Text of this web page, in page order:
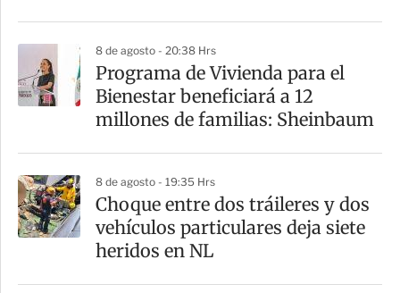
8 de agosto - 20:38 Hrs
Programa de Vivienda para el
Bienestar beneficiará a 12
millones de familias: Sheinbaum
8 de agosto - 19:35 Hrs
Choque entre dos tráileres y dos
vehículos particulares deja siete
heridos en NL